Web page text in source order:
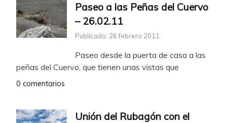
Paseo a las Peñas del Cuervo
– 26.02.11
Publicado: 26 febrero 2011
Paseo desde la puerta de casa a las
peñas del Cuervo, que tienen unas vistas que
0 comentarios
Unión del Rubagón con el